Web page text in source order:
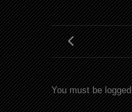
You must be